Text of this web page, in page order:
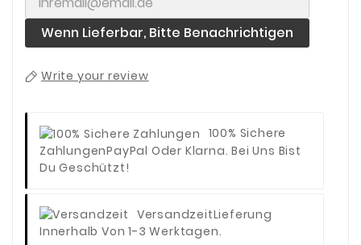
Wenn Lieferbar, Bitte Benachrichtigen
Write your review
100% Sichere
ZahlungenPayPal Oder Klarna. Bei Uns Bist
Du Geschützt!
VersandzeitLieferung
Innerhalb Von 1-3 Werktagen.